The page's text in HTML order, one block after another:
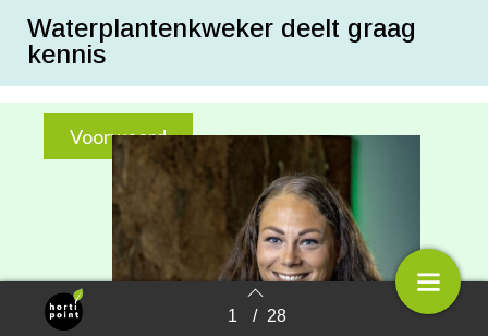
Terug naar overzicht 1 / 28
Waterplantenkweker deelt graag
kennis
Voorwoord